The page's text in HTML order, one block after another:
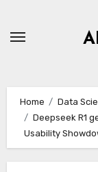
Home
Data
Deepseek R1
Usability